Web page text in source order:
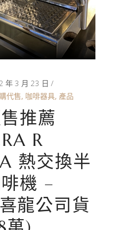
年 3 月 23 日
代售, 咖啡器具, 產品
推薦
R
熱交換半
機 –
龍公司貨